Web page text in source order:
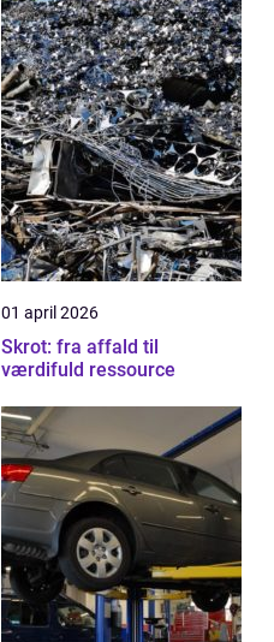
01 april 2026
Skrot: fra affald til
værdifuld ressource